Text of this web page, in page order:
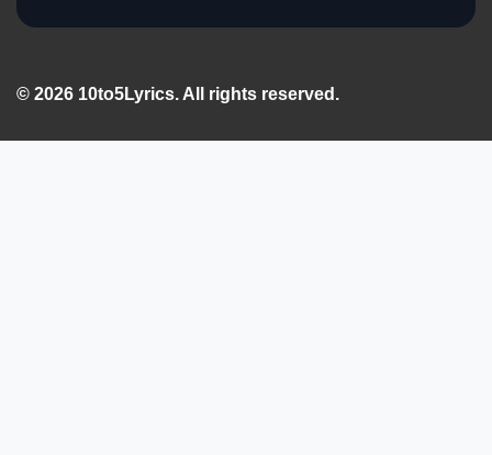
© 2026 10to5Lyrics. All rights reserved.